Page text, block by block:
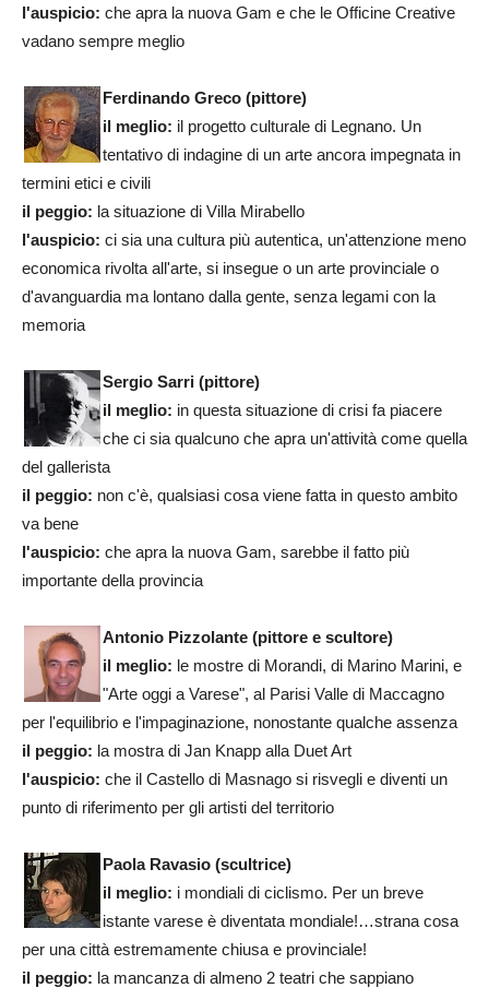
l'auspicio: che apra la nuova Gam e che le Officine Creative
vadano sempre meglio
Ferdinando Greco (pittore)
il meglio: il progetto culturale di Legnano. Un
tentativo di indagine di un arte ancora impegnata in
termini etici e civili
il peggio: la situazione di Villa Mirabello
l'auspicio: ci sia una cultura più autentica, un'attenzione meno
economica rivolta all'arte, si insegue o un arte provinciale o
d'avanguardia ma lontano dalla gente, senza legami con la
memoria
Sergio Sarri (pittore)
il meglio: in questa situazione di crisi fa piacere
che ci sia qualcuno che apra un'attività come quella
del gallerista
il peggio: non c'è, qualsiasi cosa viene fatta in questo ambito
va bene
l'auspicio: che apra la nuova Gam, sarebbe il fatto più
importante della provincia
Antonio Pizzolante (pittore e scultore)
il meglio: le mostre di Morandi, di Marino Marini, e
"Arte oggi a Varese", al Parisi Valle di Maccagno
per l'equilibrio e l'impaginazione, nonostante qualche assenza
il peggio: la mostra di Jan Knapp alla Duet Art
l'auspicio: che il Castello di Masnago si risvegli e diventi un
punto di riferimento per gli artisti del territorio
Paola Ravasio (scultrice)
il meglio: i mondiali di ciclismo. Per un breve
istante varese è diventata mondiale!…strana cosa
per una città estremamente chiusa e provinciale!
il peggio: la mancanza di almeno 2 teatri che sappiano